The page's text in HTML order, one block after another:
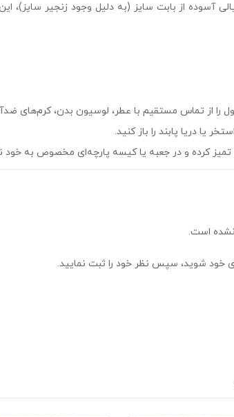
آسوده از بابت سایز (به دلیل وجود زنجیر
از تماس مستقیم با عطر، لوسیون بدن، کرم‌های
یا دریا پابند را باز کنید.
تمیز کرده و در جعبه یا کیسه پارچه‌ای مخصوص به
است.
خود شوید، سپس نظر خود را ثبت نمایید.